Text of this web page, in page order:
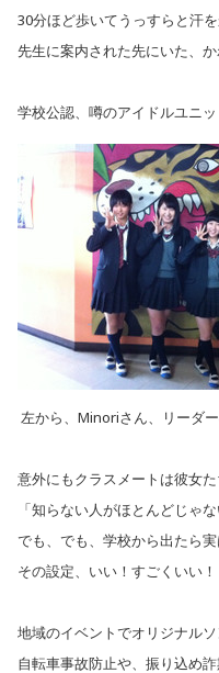
30分ほど歩いてうっすらと汗を
先生に案内された先にいた、か
学校公認、噂のアイドルユニ
左から、Minoriさん、リーダ
意外にもクラスメートは彼女
「知らない人がほとんどじゃ
でも、でも、学校から出たら
その設定、いい！すごくいい！
地域のイベントでオリジナル
自転車事故防止や、振り込め